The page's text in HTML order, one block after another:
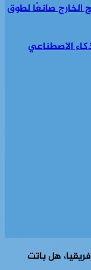
الخارج صانعًا لطوق
الاصطناعي
هل باتت